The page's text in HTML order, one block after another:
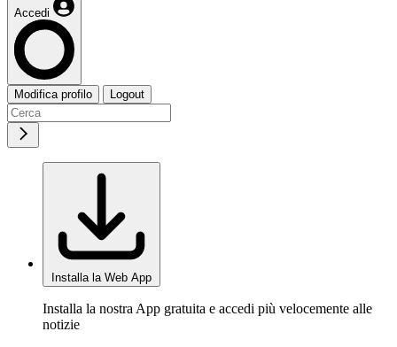
Accedi
Modifica profilo Logout
Installa la Web App
Installa la nostra App gratuita e accedi più velocemente alle
notizie